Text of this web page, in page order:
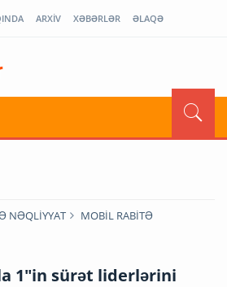
ARXİV XƏBƏRLƏR ƏLAQƏ
NƏQLİYYAT MOBİL RABİTƏ
1"in sürət liderlərini